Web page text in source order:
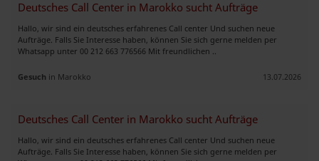
Deutsches Call Center in Marokko sucht Aufträge
Hallo, wir sind ein deutsches erfahrenes Call center Und suchen neue
Aufträge. Falls Sie Interesse haben, können Sie sich gerne melden per
Whatsapp unter 00 212 663 776566 Mit freundlichen ..
Gesuch in Marokko 13.07.2026
Deutsches Call Center in Marokko sucht Aufträge
Hallo, wir sind ein deutsches erfahrenes Call center Und suchen neue
Aufträge. Falls Sie Interesse haben, können Sie sich gerne melden per